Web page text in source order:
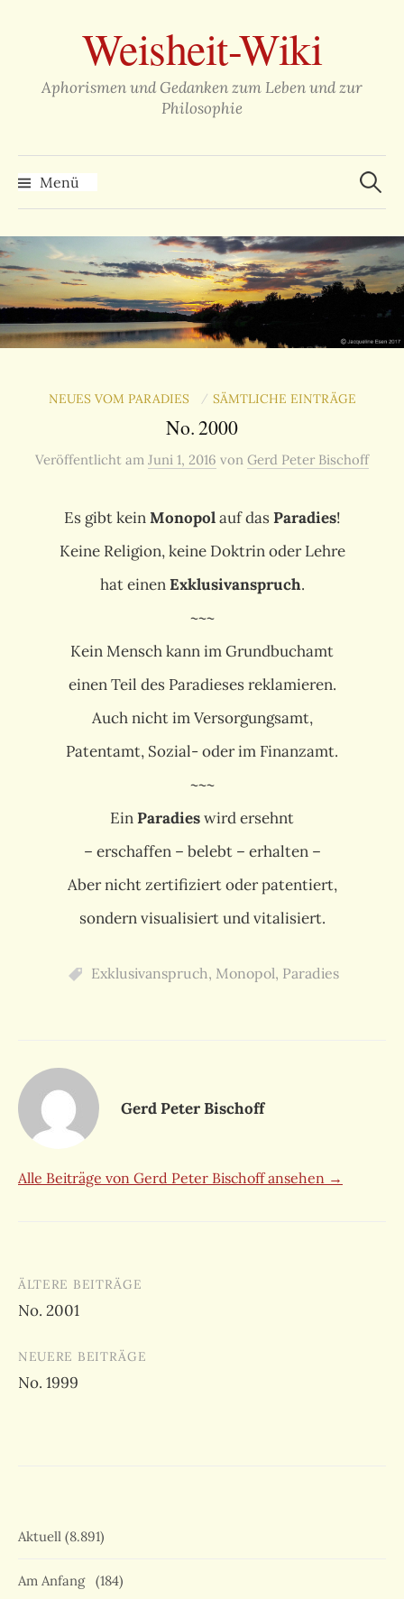
überspringenWeisheit-Wiki
Aphorismen und Gedanken zum Leben und zur
Philosophie
Menü
Suchen
nach:
NEUES VOM PARADIES / SÄMTLICHE EINTRÄGE
No. 2000
Veröffentlicht am Juni 1, 2016 von Gerd Peter Bischoff
Es gibt keinMonopolauf dasParadies!
Keine Religion, keine Doktrin oder Lehre
hat einenExklusivanspruch.
~~~
Kein Mensch kann im Grundbuchamt
einen Teil des Paradieses reklamieren.
Auch nicht im Versorgungsamt,
Patentamt, Sozial- oder im Finanzamt.
~~~
EinParadieswird ersehnt
– erschaffen – belebt – erhalten –
Aber nicht zertifiziert oder patentiert,
sondern visualisiert und vitalisiert.
Exklusivanspruch, Monopol, Paradies
Gerd Peter Bischoff
Alle Beiträge von Gerd Peter Bischoff ansehen →
Beitragsnavigation
ÄLTERE BEITRÄGE
No. 2001
NEUERE BEITRÄGE
No. 1999
Aktuell (8.891)
Am Anfang (184)